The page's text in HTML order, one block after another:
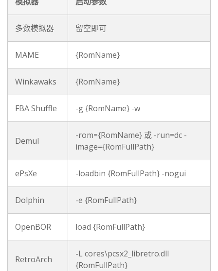
多数模拟器 留空即可
MAME {RomName}
Winkawaks {RomName}
FBA Shuffle -g {RomName} -w
Demul
-rom={RomName} 或 -run=dc -
image={RomFullPath}
ePsXe -loadbin {RomFullPath} -nogui
Dolphin -e {RomFullPath}
OpenBOR load {RomFullPath}
RetroArch
-L cores\pcsx2_libretro.dll
{RomFullPath}